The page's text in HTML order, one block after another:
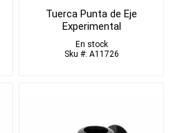
Tuerca Punta de Eje
Experimental
En stock
Sku #: A11726